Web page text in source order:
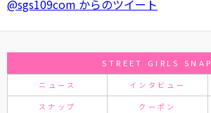
@sgs109com からのツイート
STREET GIRLS SNAP
ニュース インタビュー
スナップ クーポン